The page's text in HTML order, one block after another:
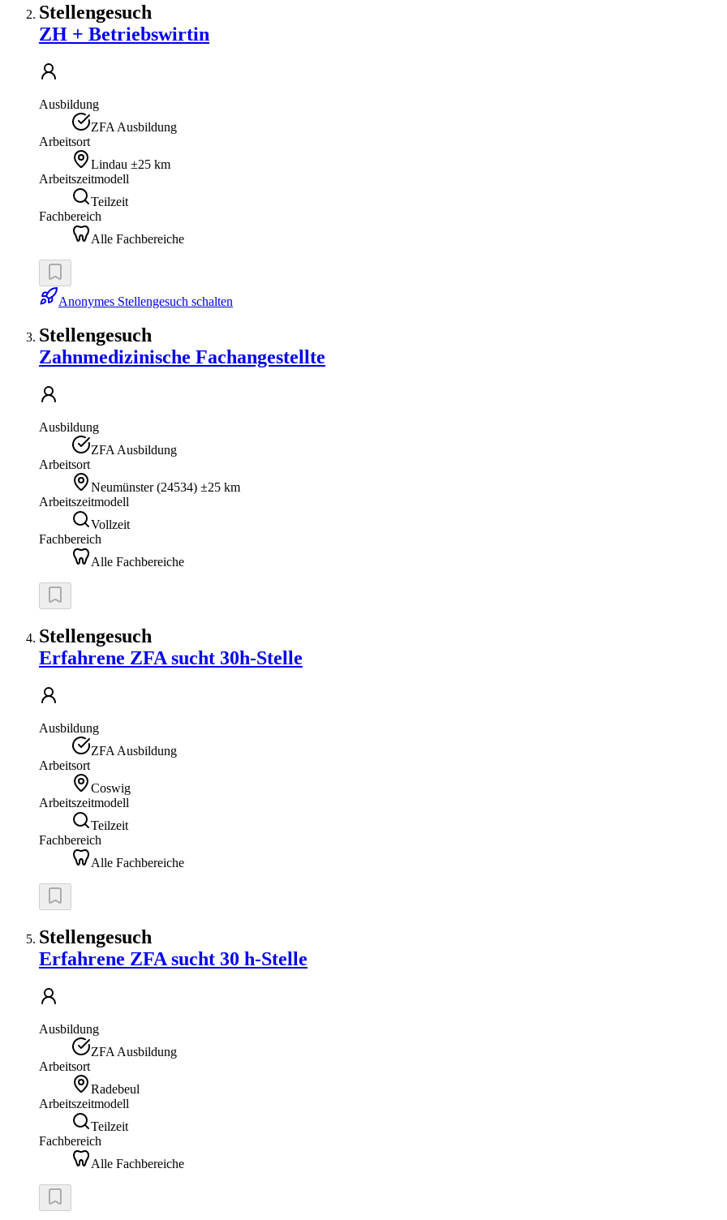
Stellengesuch
ZH + Betriebswirtin
Ausbildung
ZFA Ausbildung
Arbeitsort
Lindau ±25 km
Arbeitszeitmodell
Teilzeit
Fachbereich
Alle Fachbereiche
Anonymes Stellengesuch schalten
Stellengesuch
Zahnmedizinische Fachangestellte
Ausbildung
ZFA Ausbildung
Arbeitsort
Neumünster (24534) ±25 km
Arbeitszeitmodell
Vollzeit
Fachbereich
Alle Fachbereiche
Stellengesuch
Erfahrene ZFA sucht 30h-Stelle
Ausbildung
ZFA Ausbildung
Arbeitsort
Coswig
Arbeitszeitmodell
Teilzeit
Fachbereich
Alle Fachbereiche
Stellengesuch
Erfahrene ZFA sucht 30 h-Stelle
Ausbildung
ZFA Ausbildung
Arbeitsort
Radebeul
Arbeitszeitmodell
Teilzeit
Fachbereich
Alle Fachbereiche